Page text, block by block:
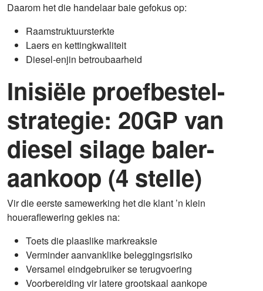
Daarom het die handelaar baie gefokus op:
Raamstruktuursterkte
Laers en kettingkwaliteit
Diesel-enjin betroubaarheid
Inisiële proefbestel-
strategie: 20GP van
diesel silage baler-
aankoop (4 stelle)
Vir die eerste samewerking het die klant ’n klein
houeraflewering gekies na:
Toets die plaaslike markreaksie
Verminder aanvanklike beleggingsrisiko
Versamel eindgebruiker se terugvoering
Voorbereiding vir latere grootskaal aankope